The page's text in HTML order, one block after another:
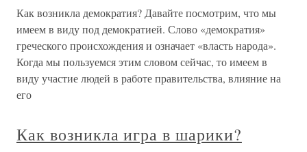
Как возникла демократия? Давайте посмотрим, что мы
имеем в виду под демократией. Слово «демократия»
греческого происхождения и означает «власть народа».
Когда мы пользуемся этим словом сейчас, то имеем в
виду участие людей в работе правительства, влияние на
его
Как возникла игра в шарики?